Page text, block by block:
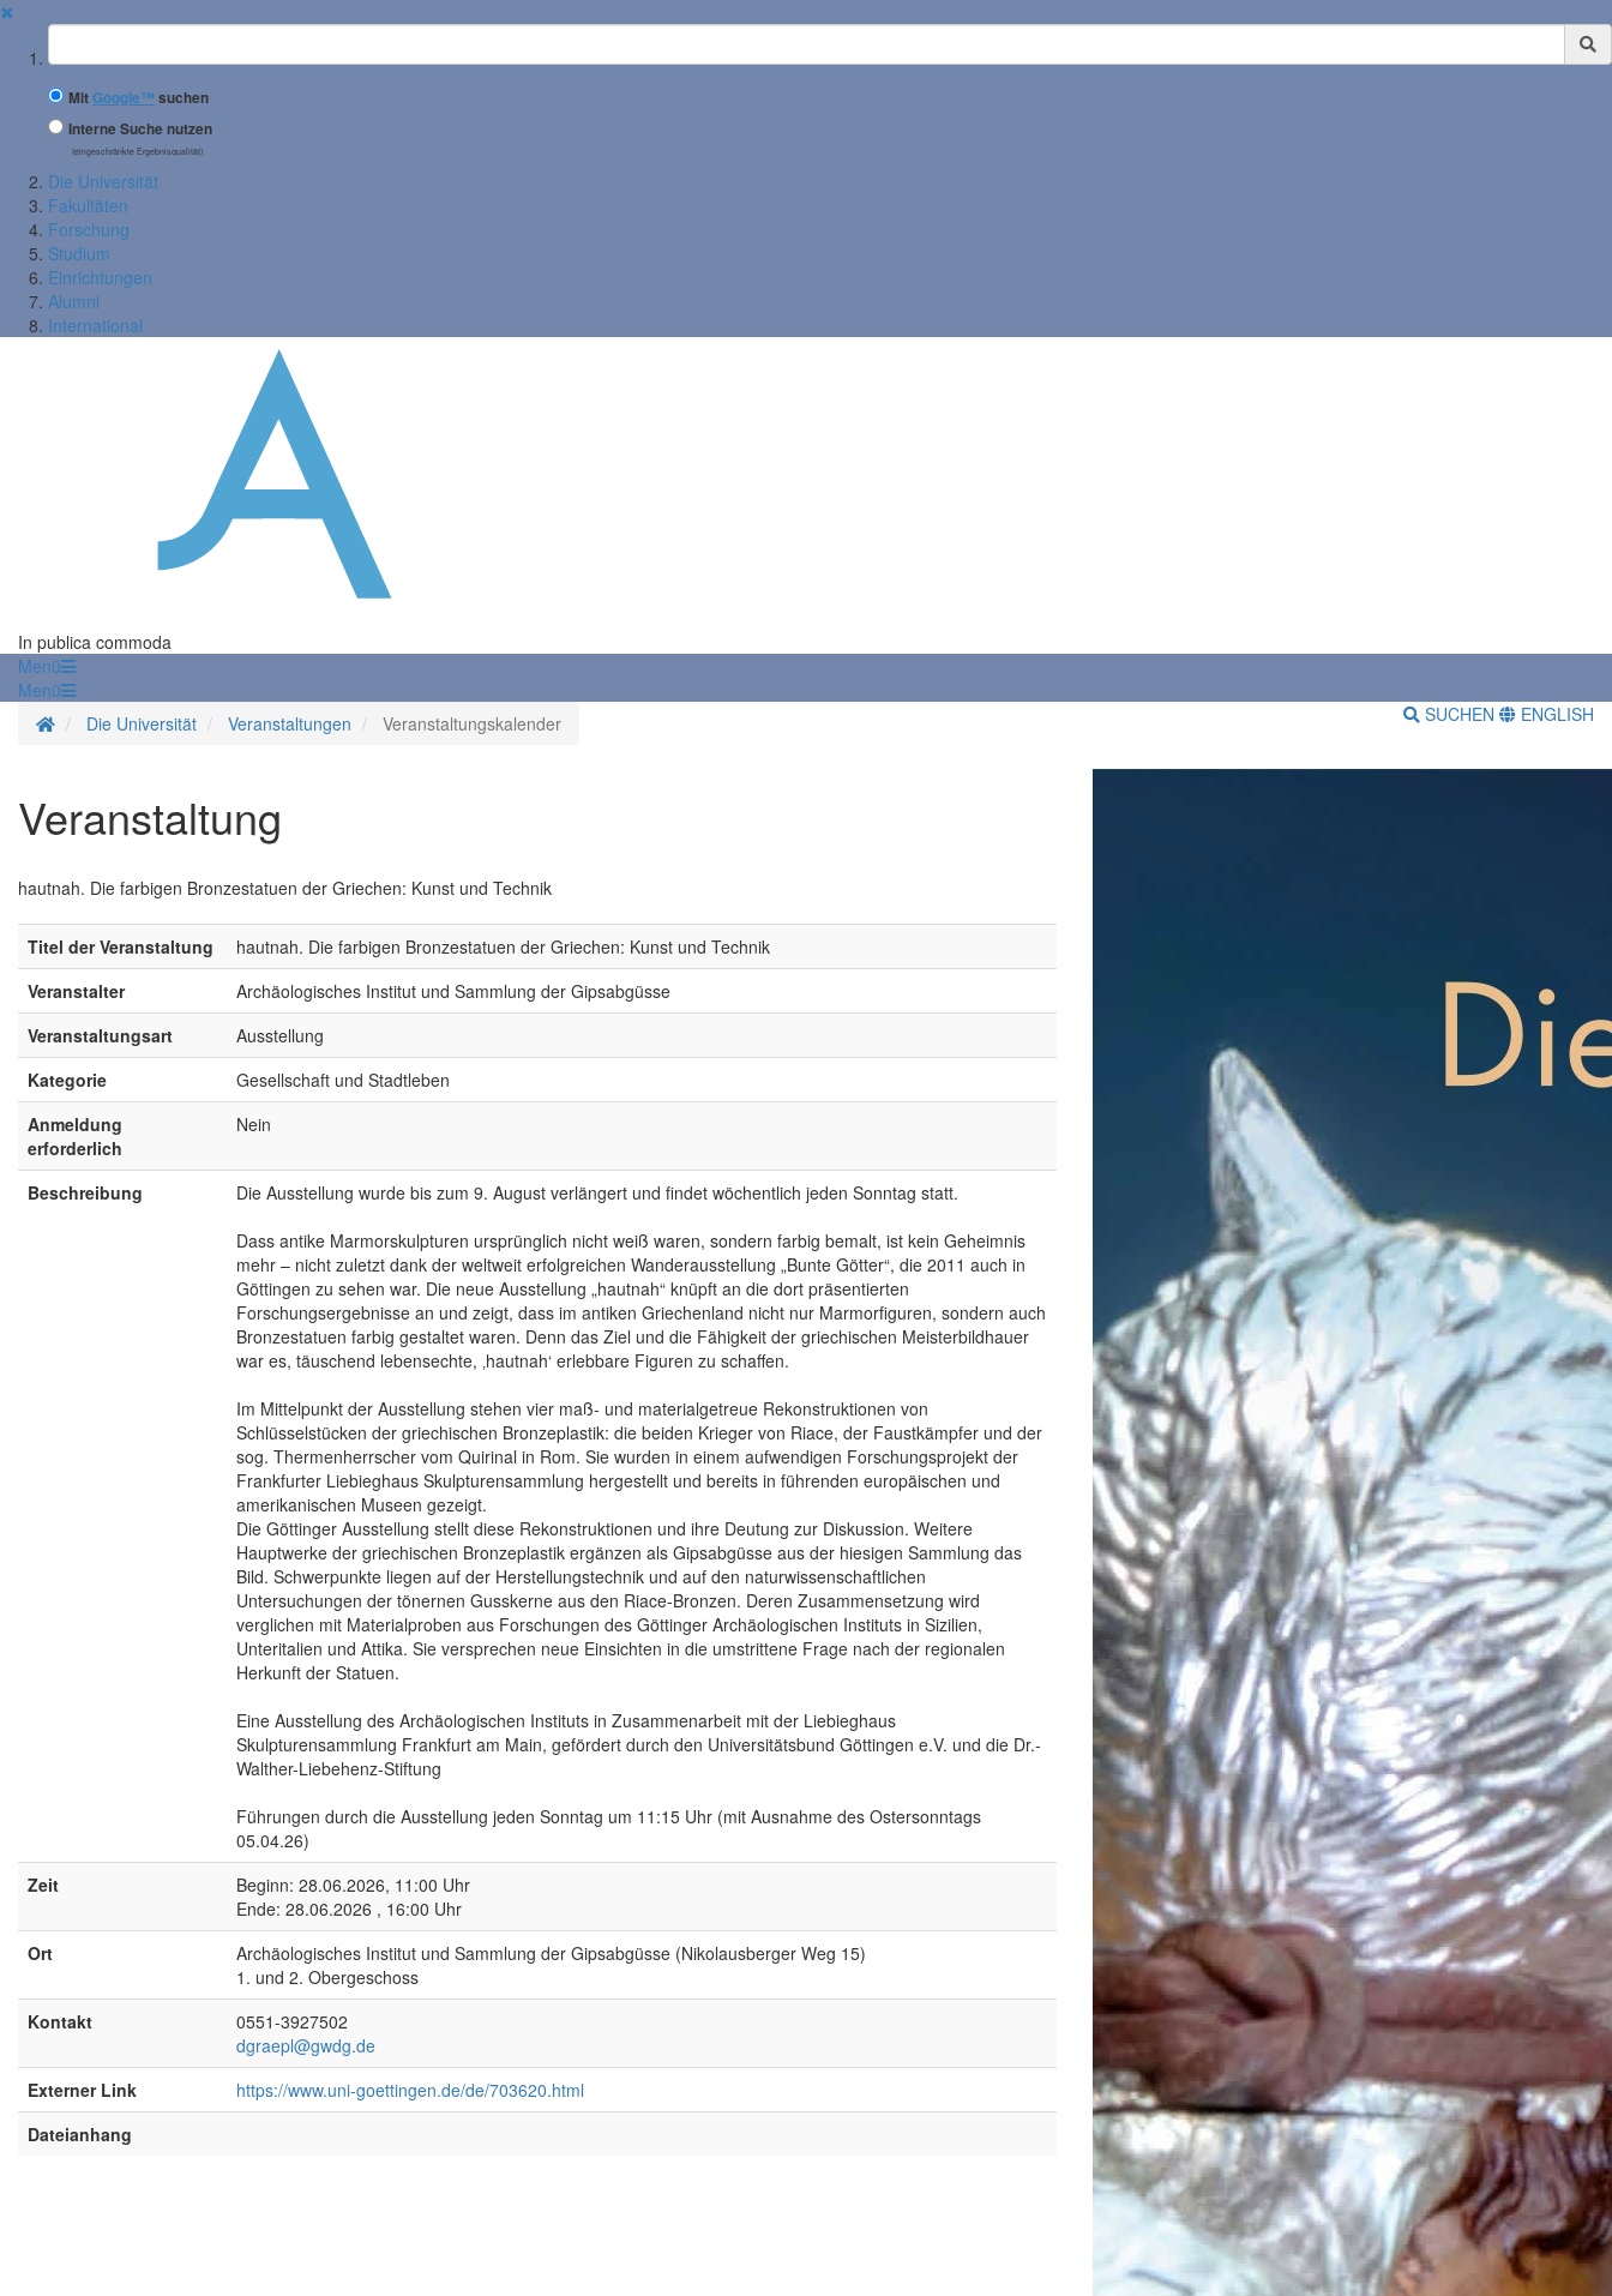
✖
Suchbegriff
MitGoogle™ suchen
Interne Suche nutzen
(eingeschränkte Ergebnisqualität)
Die Universität
Fakultäten
Forschung
Studium
Einrichtungen
Alumni
International
In publica commoda
Menü
Menü
StartseiteDie Universität Veranstaltungen Veranstaltungskalender SUCHEN ENGLISH
Veranstaltung
hautnah. Die farbigen Bronzestatuen der Griechen: Kunst und Technik
Titel der Veranstaltung
hautnah. Die farbigen Bronzestatuen der Griechen: Kunst und Technik
Veranstalter
Archäologisches Institut und Sammlung der Gipsabgüsse
Veranstaltungsart
Ausstellung
Kategorie
Gesellschaft und Stadtleben
Anmeldung
erforderlich
Nein
Beschreibung
Die Ausstellung wurde bis zum 9. August verlängert und findet wöchentlich jeden Sonntag statt.
Dass antike Marmorskulpturen ursprünglich nicht weiß waren, sondern farbig bemalt, ist kein Geheimnis
mehr – nicht zuletzt dank der weltweit erfolgreichen Wanderausstellung „Bunte Götter“, die 2011 auch in
Göttingen zu sehen war. Die neue Ausstellung „hautnah“ knüpft an die dort präsentierten
Forschungsergebnisse an und zeigt, dass im antiken Griechenland nicht nur Marmorfiguren, sondern auch
Bronzestatuen farbig gestaltet waren. Denn das Ziel und die Fähigkeit der griechischen Meisterbildhauer
war es, täuschend lebensechte, ‚hautnah‘ erlebbare Figuren zu schaffen.
Im Mittelpunkt der Ausstellung stehen vier maß- und materialgetreue Rekonstruktionen von
Schlüsselstücken der griechischen Bronzeplastik: die beiden Krieger von Riace, der Faustkämpfer und der
sog. Thermenherrscher vom Quirinal in Rom. Sie wurden in einem aufwendigen Forschungsprojekt der
Frankfurter Liebieghaus Skulpturensammlung hergestellt und bereits in führenden europäischen und
amerikanischen Museen gezeigt.
Die Göttinger Ausstellung stellt diese Rekonstruktionen und ihre Deutung zur Diskussion. Weitere
Hauptwerke der griechischen Bronzeplastik ergänzen als Gipsabgüsse aus der hiesigen Sammlung das
Bild. Schwerpunkte liegen auf der Herstellungstechnik und auf den naturwissenschaftlichen
Untersuchungen der tönernen Gusskerne aus den Riace-Bronzen. Deren Zusammensetzung wird
verglichen mit Materialproben aus Forschungen des Göttinger Archäologischen Instituts in Sizilien,
Unteritalien und Attika. Sie versprechen neue Einsichten in die umstrittene Frage nach der regionalen
Herkunft der Statuen.
Eine Ausstellung des Archäologischen Instituts in Zusammenarbeit mit der Liebieghaus
Skulpturensammlung Frankfurt am Main, gefördert durch den Universitätsbund Göttingen e.V. und die Dr.-
Walther-Liebehenz-Stiftung
Führungen durch die Ausstellung jeden Sonntag um 11:15 Uhr (mit Ausnahme des Ostersonntags
05.04.26)
Zeit
Beginn: 28.06.2026, 11:00 Uhr
Ende: 28.06.2026 , 16:00 Uhr
Ort
Archäologisches Institut und Sammlung der Gipsabgüsse (Nikolausberger Weg 15)
1. und 2. Obergeschoss
Kontakt
0551-3927502
dgraepl@gwdg.de
Externer Link
https://www.uni-goettingen.de/de/703620.html
Dateianhang